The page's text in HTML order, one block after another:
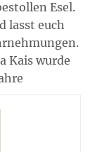
Esel.
lasst euch
Kais wurde